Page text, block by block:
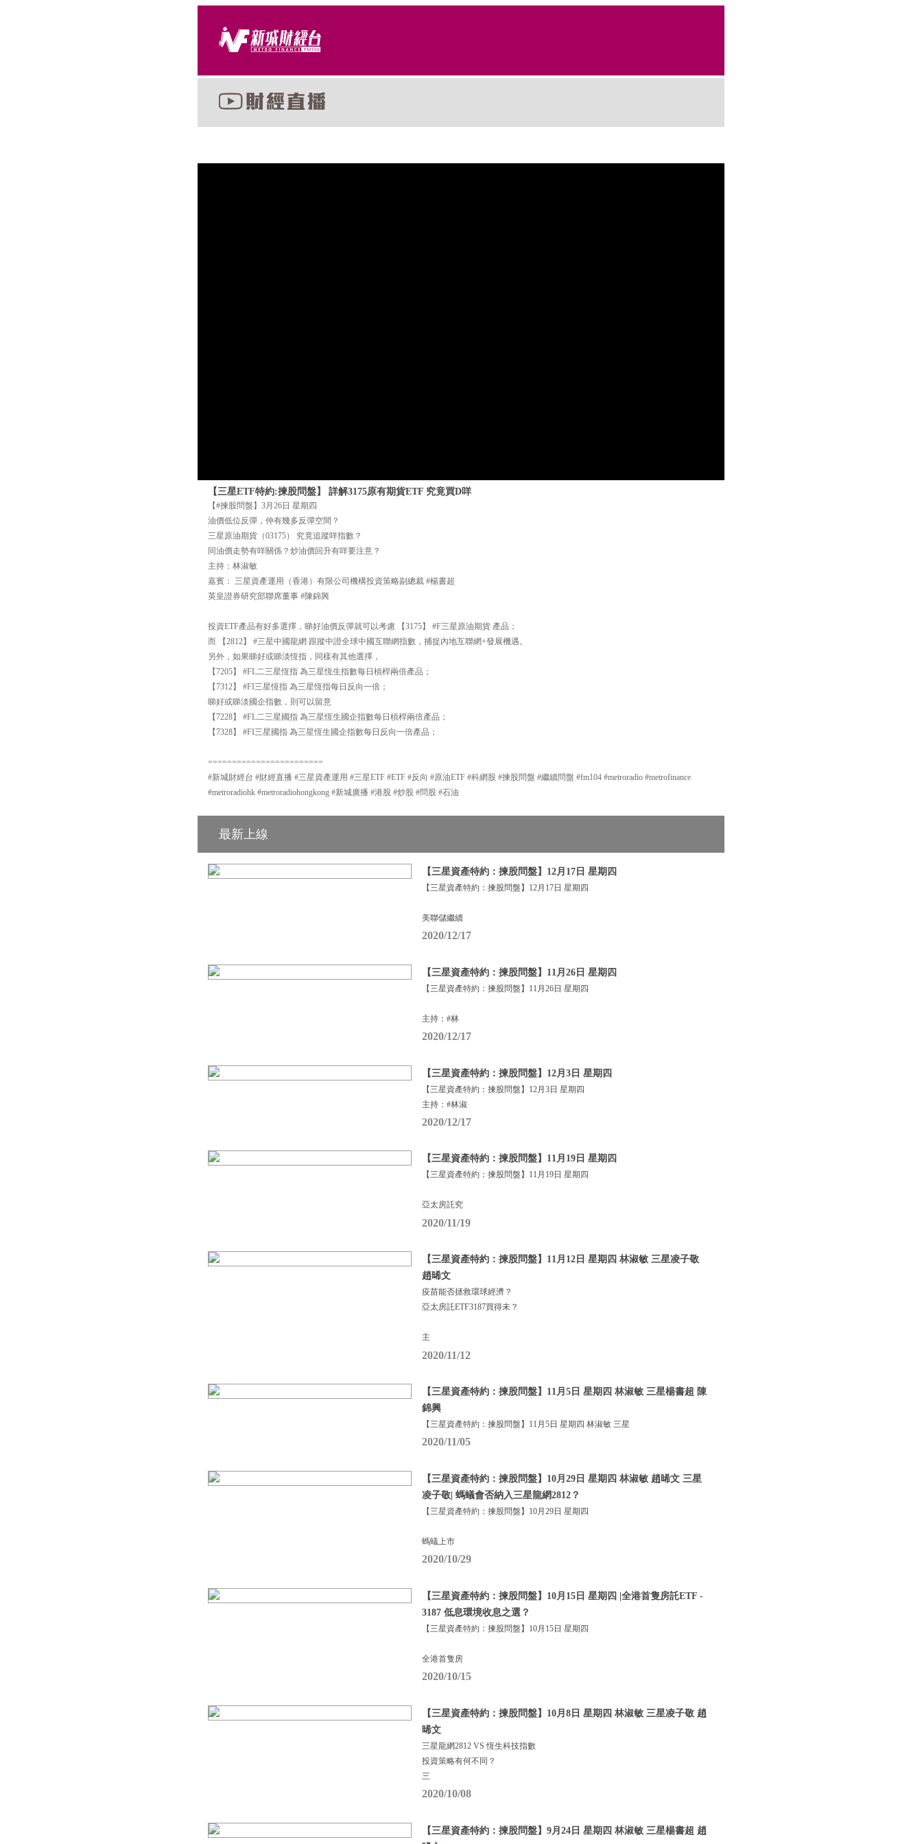
【三星ETF特約:揀股問盤】 詳解3175原有期貨ETF 究竟買D咩
【#揀股問盤】3月26日 星期四
油價低位反彈，仲有幾多反彈空間？
三星原油期貨（03175） 究竟追蹤咩指數？
同油價走勢有咩關係？炒油價回升有咩要注意？
主持：林淑敏
嘉賓： 三星資產運用（香港）有限公司機構投資策略副總裁 #楊書超
英皇證券研究部聯席董事 #陳錦興
投資ETF產品有好多選擇，睇好油價反彈就可以考慮 【3175】 #F三星原油期貨 產品；
而 【2812】 #三星中國龍網 跟蹤中證全球中國互聯網指數，捕捉內地互聯網+發展機遇。
另外，如果睇好或睇淡恆指，同樣有其他選擇，
【7205】 #FL二三星恆指 為三星恆生指數每日槓桿兩倍產品；
【7312】 #FI三星恆指 為三星恆指每日反向一倍；
睇好或睇淡國企指數，則可以留意
【7228】 #FL二三星國指 為三星恆生國企指數每日槓桿兩倍產品；
【7328】 #FI三星國指 為三星恆生國企指數每日反向一倍產品；
========================
#新城財經台 #財經直播 #三星資產運用 #三星ETF #ETF #反向 #原油ETF #科網股 #揀股問盤 #繼續問盤 #fm104 #metroradio #metrofinance
#metroradiohk #metroradiohongkong #新城廣播 #港股 #炒股 #問股 #石油
最新上線
【三星資產特約：揀股問盤】12月17日 星期四
【三星資產特約：揀股問盤】12月17日 星期四
美聯儲繼續
2020/12/17
【三星資產特約：揀股問盤】11月26日 星期四
【三星資產特約：揀股問盤】11月26日 星期四
主持：#林
2020/12/17
【三星資產特約：揀股問盤】12月3日 星期四
【三星資產特約：揀股問盤】12月3日 星期四
主持：#林淑
2020/12/17
【三星資產特約：揀股問盤】11月19日 星期四
【三星資產特約：揀股問盤】11月19日 星期四
亞太房託究
2020/11/19
【三星資產特約：揀股問盤】11月12日 星期四 林淑敏 三星凌子敬
趙晞文
疫苗能否拯救環球經濟？
亞太房託ETF3187買得未？
主
2020/11/12
【三星資產特約：揀股問盤】11月5日 星期四 林淑敏 三星楊書超 陳
錦興
【三星資產特約：揀股問盤】11月5日 星期四 林淑敏 三星
2020/11/05
【三星資產特約：揀股問盤】10月29日 星期四 林淑敏 趙晞文 三星
凌子敬| 螞蟻會否納入三星龍網2812？
【三星資產特約：揀股問盤】10月29日 星期四
螞蟻上市
2020/10/29
【三星資產特約：揀股問盤】10月15日 星期四 |全港首隻房託ETF -
3187 低息環境收息之選？
【三星資產特約：揀股問盤】10月15日 星期四
全港首隻房
2020/10/15
【三星資產特約：揀股問盤】10月8日 星期四 林淑敏 三星凌子敬 趙
晞文
三星龍網2812 VS 恆生科技指數
投資策略有何不同？
三
2020/10/08
【三星資產特約：揀股問盤】9月24日 星期四 林淑敏 三星楊書超 趙